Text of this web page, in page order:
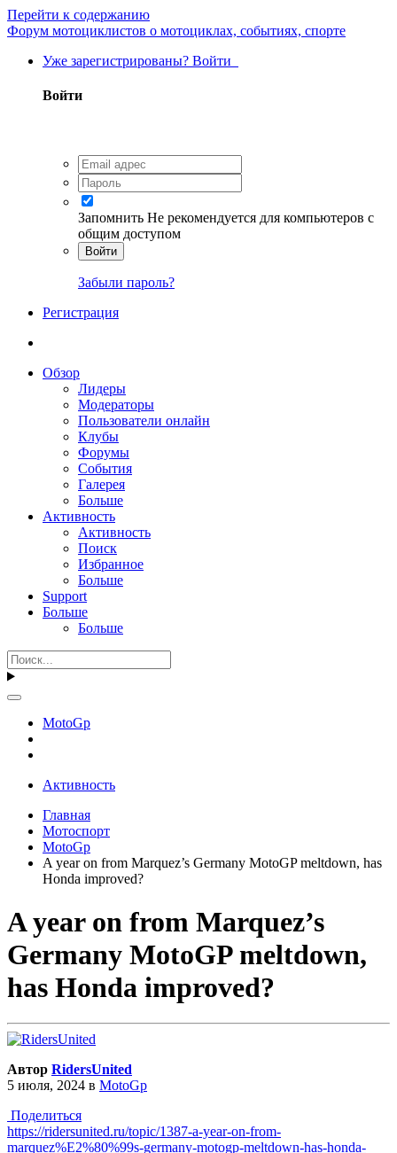
Перейти к содержанию
Форум мотоциклистов о мотоциклах, событиях, спорте
Уже зарегистрированы? Войти
Войти
Запомнить Не рекомендуется для компьютеров с
общим доступом
Войти
Забыли пароль?
Регистрация
Обзор
Лидеры
Модераторы
Пользователи онлайн
Клубы
Форумы
События
Галерея
Больше
Активность
Активность
Поиск
Избранное
Больше
Support
Больше
Больше
MotoGp
Активность
Главная
Мотоспорт
MotoGp
A year on from Marquez’s Germany MotoGP meltdown, has
Honda improved?
A year on from Marquez’s
Germany MotoGP meltdown,
has Honda improved?
Автор RidersUnited
5 июля, 2024 в MotoGp
Поделиться
https://ridersunited.ru/topic/1387-a-year-on-from-
marquez%E2%80%99s-germany-motogp-meltdown-has-honda-